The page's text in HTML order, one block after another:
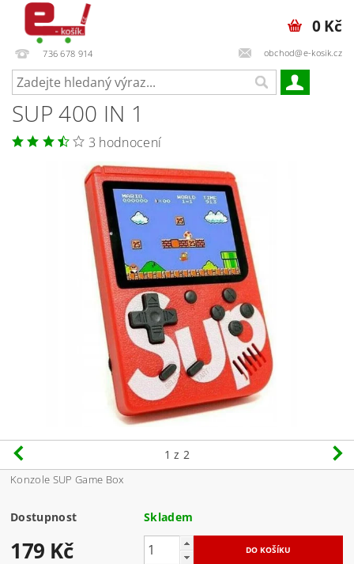
736 678 914 obchod@e-kosik.cz
0 Kč
SUP 400 IN 1
3 hodnocení
1 z 2
Konzole SUP Game Box
Dostupnost Skladem
179 Kč